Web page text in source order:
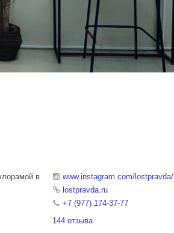
в
www.instagram.com/lostpravda/
lostpravda.ru
+7 (977) 174-37-77
144 отзыва